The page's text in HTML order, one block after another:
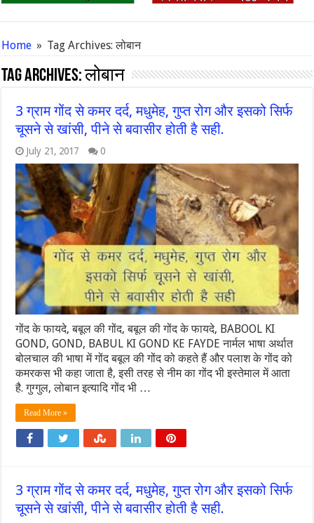
Home » Tag Archives: लोबान
Tag Archives:लोबान
3 ग्राम गोंद से कमर दर्द, मधुमेह, गुप्त रोग और इसको सिर्फ
चूसने से खांसी, पीने से बवासीर होती है सही.
July 21, 2017 0
गोंद के फायदे, बबूल की गोंद, बबूल की गोंद के फायदे, BABOOL KI
GOND, GOND, BABUL KI GOND KE FAYDE नार्मल भाषा अर्थात
बोलचाल की भाषा में गोंद बबूल की गोंद को कहते हैं और पलाश के गोंद को
कमरकस भी कहा जाता है, इसी तरह से नीम का गोंद भी इस्तेमाल में आता
है. गुग्गुल, लोबान इत्यादि गोंद भी …
Read More »
3 ग्राम गोंद से कमर दर्द, मधुमेह, गुप्त रोग और इसको सिर्फ
चूसने से खांसी, पीने से बवासीर होती है सही.